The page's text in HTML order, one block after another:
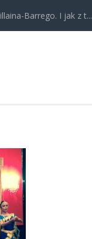
Barrego. I jak z t...